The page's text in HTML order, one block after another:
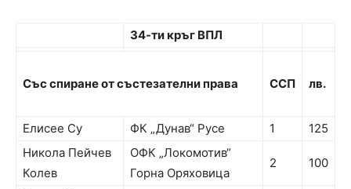
34-ти кръг ВПЛ
Със спиране от състезателниправа ССП лв.
Елисее Су ФК „Дунав“ Русе 1
125
Никола Пейчев
Колев
ОФК „Локомотив“
Горна Оряховица
2 100